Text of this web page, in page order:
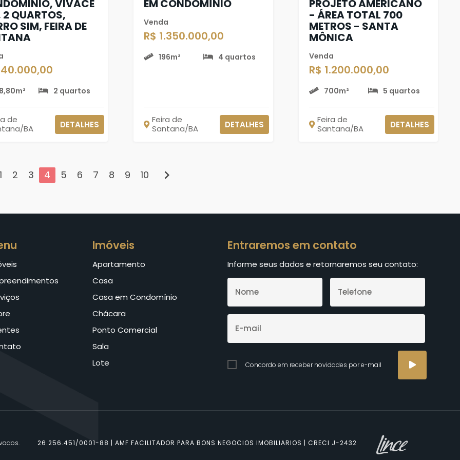
VIVACE
2 QUARTOS,
SIM, FEIRA DE
2 quartos
de
BA
DETALHES
EM CONDOMÍNIO
Venda
R$ 1.350.000,00
196m² 4 quartos
Feira de
Santana/BA
DETALHES
PROJETO AMERICANO
- ÁREA TOTAL 700
METROS - SANTA
MÔNICA
Venda
R$ 1.200.000,00
700m² 5 quartos
Feira de
Santana/BA
DETALHES
1 2 3 4 5 6 7 8 9 10 chevron_right
Imóveis
Apartamento
Casa
Casa em Condomínio
Chácara
Ponto Comercial
Sala
Lote
Entraremos em contato
Informe seus dados e retornaremos seu contato:
Concordo em receber novidades por e-mail
26.256.451/0001-88 | AMF FACILITADOR PARA BONS NEGOCIOS IMOBILIARIOS | CRECI J-2432